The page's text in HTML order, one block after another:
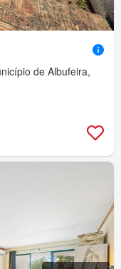
de Albufeira,